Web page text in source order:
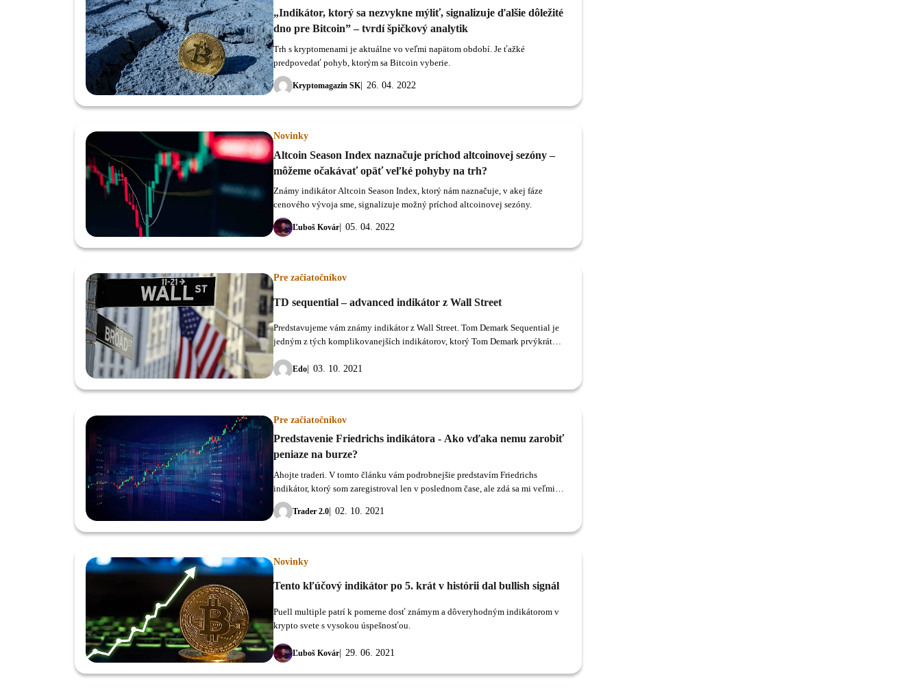
„Indikátor, ktorý sa nezvykne mýliť, signalizuje ďalšie dôležité
dno pre Bitcoin” – tvrdí špičkový analytik
Kryptomagazin SK 26. 04. 2022
Trh s kryptomenami je aktuálne vo veľmi napätom období. Je ťažké
predpovedať pohyb, ktorým sa Bitcoin vyberie.
Novinky
Altcoin Season Index naznačuje príchod altcoinovej sezóny –
môžeme očakávať opäť veľké pohyby na trh?
Ľuboš Kovár 05. 04. 2022
Známy indikátor Altcoin Season Index, ktorý nám naznačuje, v akej fáze
cenového vývoja sme, signalizuje možný príchod altcoinovej sezóny.
Pre začiatočníkov
TD sequential – advanced indikátor z Wall Street
Edo 03. 10. 2021
Predstavujeme vám známy indikátor z Wall Street. Tom Demark Sequential je
jedným z tých komplikovanejších indikátorov, ktorý Tom Demark prvýkrát
Pre začiatočníkov
Predstavenie Friedrichs indikátora - Ako vďaka nemu zarobiť
peniaze na burze?
Trader 2.0 02. 10. 2021
Ahojte traderi. V tomto článku vám podrobnejšie predstavím Friedrichs
indikátor, ktorý som zaregistroval len v poslednom čase, ale zdá sa mi veľmi
účinný.
Novinky
Tento kľúčový indikátor po 5. krát v histórii dal bullish signál
Ľuboš Kovár 29. 06. 2021
Puell multiple patrí k pomerne dosť známym a dôveryhodným indikátorom v
krypto svete s vysokou úspešnosťou.